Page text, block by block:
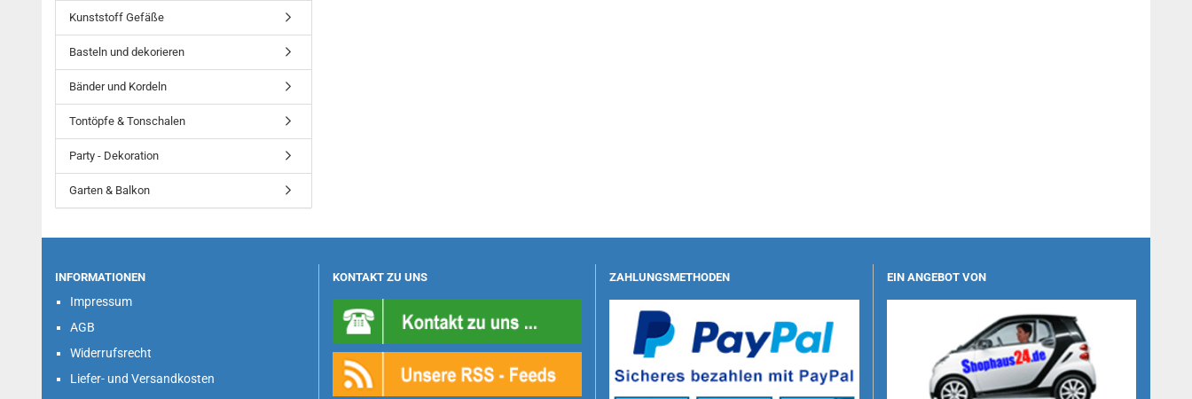
Kunststoff Gefäße
Basteln und dekorieren
Bänder und Kordeln
Tontöpfe & Tonschalen
Party - Dekoration
Garten & Balkon
INFORMATIONEN
Impressum
AGB
Widerrufsrecht
Liefer- und Versandkosten
KONTAKT ZU UNS ZAHLUNGSMETHODEN EIN ANGEBOT VON